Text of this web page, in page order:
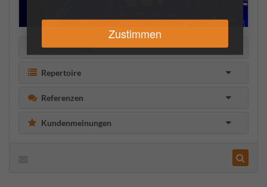
Zustimmen
Beschreibung
Repertoire
Referenzen
Kundenmeinungen